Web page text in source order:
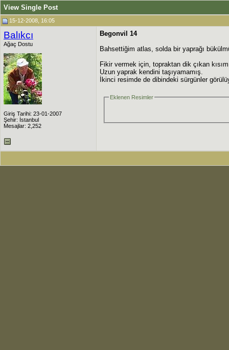
View Single Post
15-12-2008, 16:05
Balıkcı
Ağaç Dostu
Giriş Tarihi: 23-01-2007
Şehir: İstanbul
Mesajlar: 2,252
Begonvil 14
Bahsettiğim atlas, solda bir yaprağı
Fikir vermek için, topraktan dik çıkan
Uzun yaprak kendini taşıyamamış.
İkinci resimde de dibindeki sürgünler
Eklenen Resimler